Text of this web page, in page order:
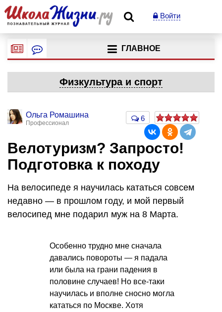
Войти
ГЛАВНОЕ
Физкультура и спорт
Ольга Ромашина
Профессионал
6
Велотуризм? Запросто!
Подготовка к походу
На велосипеде я научилась кататься совсем
недавно — в прошлом году, и мой первый
велосипед мне подарил муж на 8 Марта.
Особенно трудно мне сначала
давались повороты — я падала
или была на грани падения в
половине случаев! Но все-таки
научилась и вполне сносно могла
кататься по Москве. Хотя